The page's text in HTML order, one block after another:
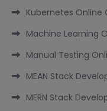
Kubernetes Online
Machine Learning
Manual Testing
MEAN Stack
MERN Stack